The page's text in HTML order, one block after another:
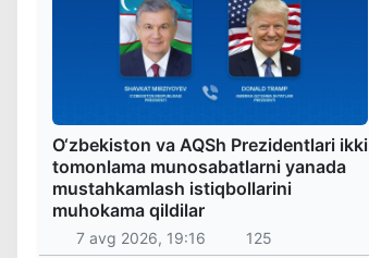
O‘zbekiston va AQSh Prezidentlari ikki
tomonlama munosabatlarni yanada
mustahkamlash istiqbollarini
muhokama qildilar
7 avg 2026, 19:16 125